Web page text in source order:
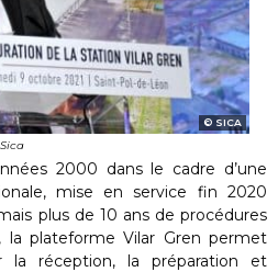
SICA
2000 dans le cadre d’une
mise en service fin 2020
plus de 10 ans de procédures
la plateforme Vilar Gren permet
la réception, la préparation et